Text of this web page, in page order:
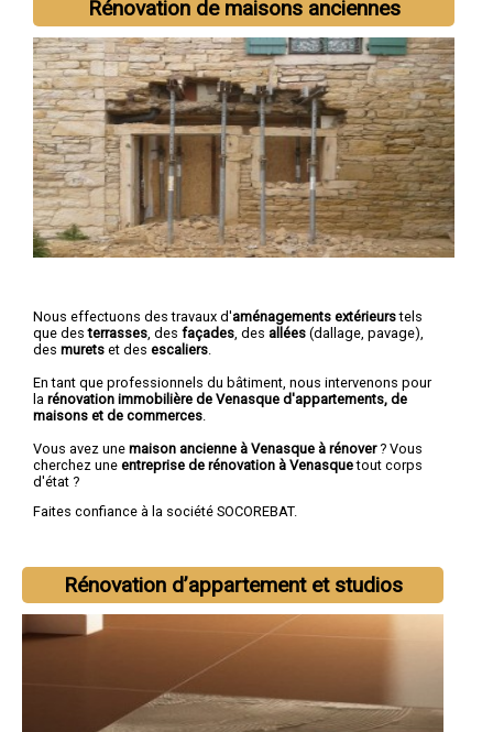
Rénovation de maisons anciennes
Nous effectuons des travaux d'aménagements extérieurstels
que desterrasses , des façades , des allées (dallage, pavage),
des murets et des escaliers
En tant que professionnels du bâtiment, nous intervenons pour
la rénovation immobilière de Venasque d'appartements, de
maisons et de commerces
Vous avez une maison ancienne à Venasque à rénover? Vous
cherchez une entreprise de rénovation à Venasquetout corps
d'état ?
Faites confiance à la société SOCOREBAT.
Rénovation d’appartement et studios